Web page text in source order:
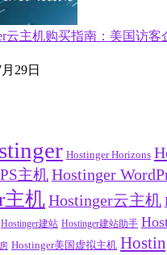
云主机购买指南：美国访客
29日
Hostinger Horizons
主机Hostinger
主机Hostinger云主机
Hostinger建站 Hostinger建站助手
Hostinger美国虚拟主机